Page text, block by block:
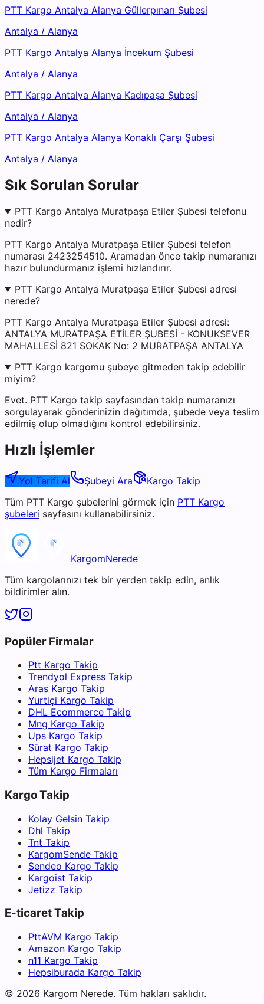
PTT Kargo Antalya Alanya Güllerpınarı Şubesi
Antalya / Alanya
PTT Kargo Antalya Alanya İncekum Şubesi
Antalya / Alanya
PTT Kargo Antalya Alanya Kadıpaşa Şubesi
Antalya / Alanya
PTT Kargo Antalya Alanya Konaklı Çarşı Şubesi
Antalya / Alanya
Sık Sorulan Sorular
PTT Kargo Antalya Muratpaşa Etiler Şubesi telefonu
nedir?
PTT Kargo Antalya Muratpaşa Etiler Şubesi telefon
numarası 2423254510. Aramadan önce takip numaranızı
hazır bulundurmanız işlemi hızlandırır.
PTT Kargo Antalya Muratpaşa Etiler Şubesi adresi
nerede?
PTT Kargo Antalya Muratpaşa Etiler Şubesi adresi:
ANTALYA MURATPAŞA ETİLER ŞUBESİ - KONUKSEVER
MAHALLESİ 821 SOKAK No: 2 MURATPAŞA ANTALYA
PTT Kargo kargomu şubeye gitmeden takip edebilir
miyim?
Evet. PTT Kargo takip sayfasından takip numaranızı
sorgulayarak gönderinizin dağıtımda, şubede veya teslim
edilmiş olup olmadığını kontrol edebilirsiniz.
Hızlı İşlemler
Yol Tarifi Al Şubeyi Ara
Kargo Takip
Tüm PTT Kargo şubelerini görmek için PTT Kargo
şubeleri sayfasını kullanabilirsiniz.
KargomNerede
Tüm kargolarınızı tek bir yerden takip edin, anlık
bildirimler alın.
Popüler Firmalar
Ptt Kargo Takip
Trendyol Express Takip
Aras Kargo Takip
Yurtiçi Kargo Takip
DHL Ecommerce Takip
Mng Kargo Takip
Ups Kargo Takip
Sürat Kargo Takip
Hepsijet Kargo Takip
Tüm Kargo Firmaları
Kargo Takip
Kolay Gelsin Takip
Dhl Takip
Tnt Takip
KargomSende Takip
Sendeo Kargo Takip
Kargoist Takip
Jetizz Takip
E-ticaret Takip
PttAVM Kargo Takip
Amazon Kargo Takip
n11 Kargo Takip
Hepsiburada Kargo Takip
© 2026 Kargom Nerede. Tüm hakları saklıdır.